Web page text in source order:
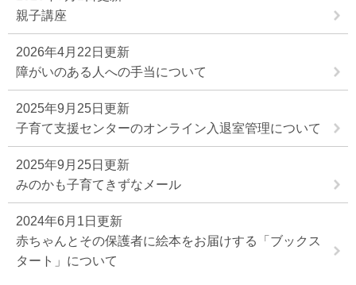
親子講座
2026年4月22日更新
障がいのある人への手当について
2025年9月25日更新
子育て支援センターのオンライン入退室管理について
2025年9月25日更新
みのかも子育てきずなメール
2024年6月1日更新
赤ちゃんとその保護者に絵本をお届けする「ブックス
タート」について